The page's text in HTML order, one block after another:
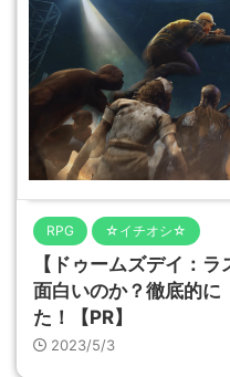
RPG ☆イチオシ☆
【ドゥームズデイ：
面白いのか？徹底的に
た！【PR】
2023/5/3